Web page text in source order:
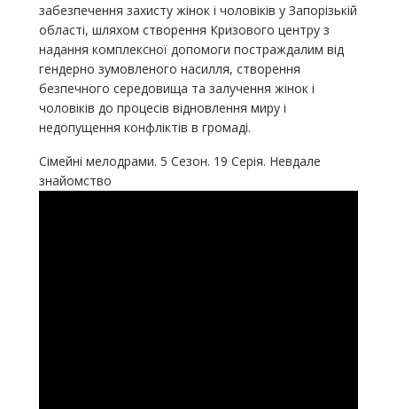
забезпечення захисту жінок і чоловіків у Запорізькій
області, шляхом створення Кризового центру з
надання комплексної допомоги постраждалим від
гендерно зумовленого насилля, створення
безпечного середовища та залучення жінок і
чоловіків до процесів відновлення миру і
недопущення конфліктів в громаді.
Сімейні мелодрами. 5 Сезон. 19 Серія. Невдале
знайомство